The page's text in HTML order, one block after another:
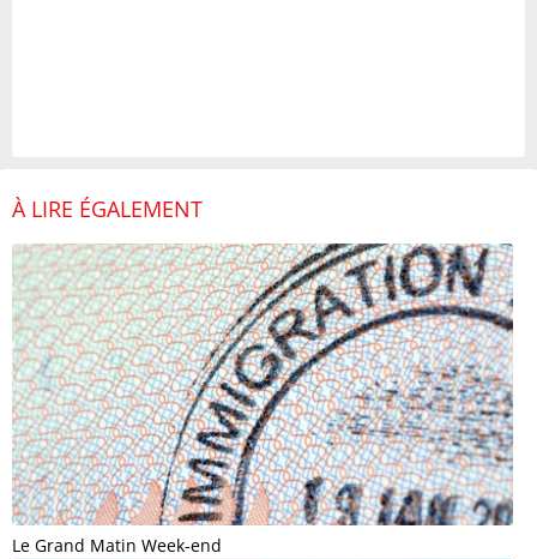
À LIRE ÉGALEMENT
Le Grand Matin Week-end